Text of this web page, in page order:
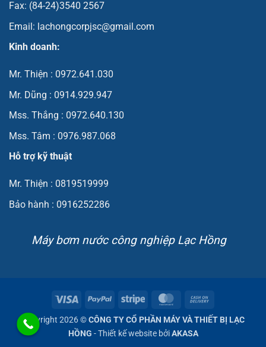
Fax: (84-24)3540 2567
Email: lachongcorpjsc@gmail.com
Kinh doanh:
Mr. Thiện : 0972.641.030
Mr. Dũng : 0914.929.947
Mss. Thắng : 0972.640.130
Mss. Tâm : 0976.987.068
Hỗ trợ kỹ thuật
Mr. Thiện : 0819519999
Bảo hành : 0916252286
Máy bơm nước công nghiệp Lạc Hồng
Visa PayPal Stripe MasterCard
On
Delivery
Copyright 2026 ©CÔNG TY CỔ PHẦN MÁY VÀ THIẾT BỊ LẠC
HỒNG - Thiết kế website bởiAKASA